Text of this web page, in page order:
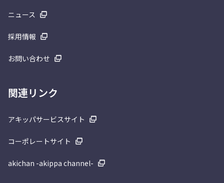
ニュース
採用情報
お問い合わせ
関連リンク
アキッパサービスサイト
コーポレートサイト
akichan -akippa channel-